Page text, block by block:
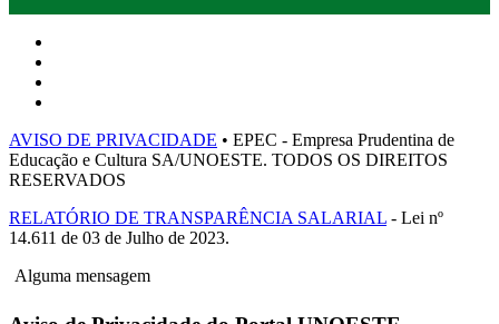
AVISO DE PRIVACIDADE • EPEC - Empresa Prudentina de
Educação e Cultura SA/UNOESTE. TODOS OS DIREITOS
RESERVADOS
RELATÓRIO DE TRANSPARÊNCIA SALARIAL - Lei nº
14.611 de 03 de Julho de 2023.
Alguma mensagem